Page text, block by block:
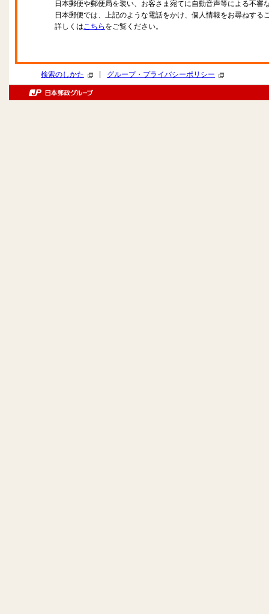
日本郵便や郵便局を装い、お客さま宛てに自動音声等による不審
日本郵便では、上記のような電話をかけ、個人情報をお尋ねする
詳しくはこちら をご覧ください。
検索のしかた グループ・プライバシーポリシー